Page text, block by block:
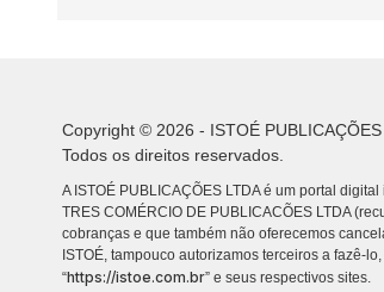
Copyright © 2026 - ISTOÉ
Todos os direitos reservados.
A ISTOÉ PUBLICAÇÕES LTDA é um portal
TRES COMÉRCIO DE PUBLICACÕES LTDA
cobranças e que também não oferecemos
ISTOÉ, tampouco autorizamos terceiros a fazê-
“https://istoe.com.br” e seus respectivos sites.